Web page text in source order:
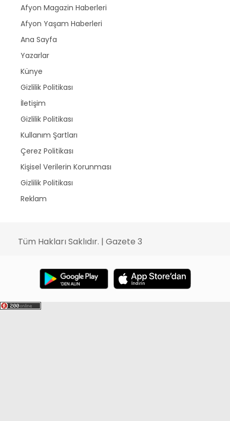
Afyon Magazin Haberleri
Afyon Yaşam Haberleri
Ana Sayfa
Yazarlar
Künye
Gizlilik Politikası
İletişim
Gizlilik Politikası
Kullanım Şartları
Çerez Politikası
Kişisel Verilerin Korunması
Gizlilik Politikası
Reklam
Tüm Hakları Saklıdır. | Gazete 3